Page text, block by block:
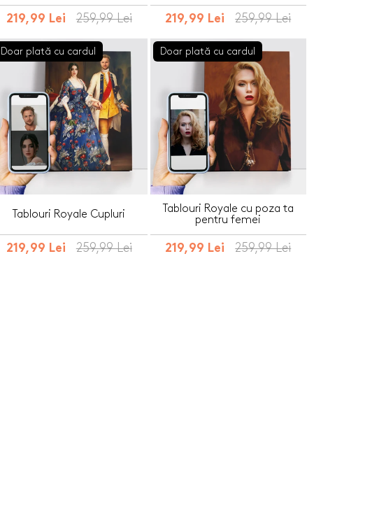
219,99 Lei 259,99 Lei 219,99 Lei 259,99 Lei
Doar plată cu cardul
Tablouri Royale Cupluri
219,99 Lei 259,99 Lei
Doar plată cu cardul
Tablouri Royale cu poza ta
pentru femei
219,99 Lei 259,99 Lei